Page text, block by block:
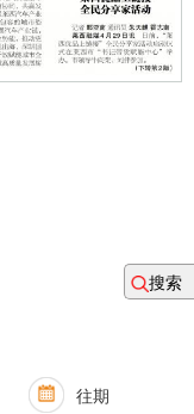
往期
搜索